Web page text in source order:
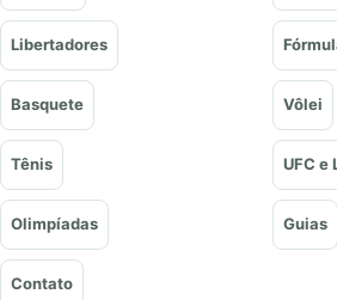
Libertadores
Basquete Vôlei
Tênis UFC e
Olimpíadas Guias
Contato